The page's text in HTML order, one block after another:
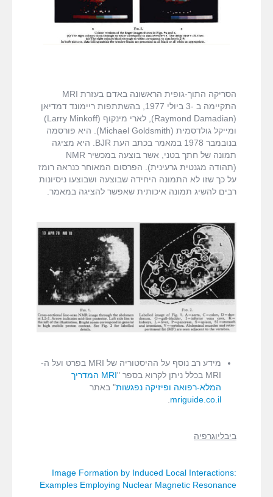
הסריקה התוך-גופית הראשונה באדם בעזרת MRI
התקיימה ב -3 ביולי 1977, בהשתתפות ריימונד דמדיאן
(Raymond Damadian), לארי מינקוף (Larry Minkoff)
ומייקל גולדסמית (Michael Goldsmith). היא פורסמה
בנובמבר 1978 במאמר בכתב העת BJR. היא מציגה
תמונה של חתך בטני, אשר בוצעה במכשיר NMR
(תהודה מגנטית גרעינית). הפרסום המאוחר כנראה רומז
על כך שזו לא התמונה היחידה שבוצעה ושבוצעו ניסיונות
רבים להשיג תמונה איכותית שאפשר להציגה במאמר.
מידע רב נוסף על ההיסטוריה של MRI בפרט ועל ה-
MRI בכלל ניתן לקרוא בספר "
MRI המדריך
המלא-רפואה ופיזיקה נפגשות" באתר
mriguide.co.il
ביבליוגרפיה
Image Formation by Induced Local Interactions:
Examples Employing Nuclear Magnetic Resonance